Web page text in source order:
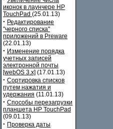
иконок в лаунчере HP
TouchPad (25.01.13)
· Редактирование
"черного списка"
приложений в Preware
(22.01.13)
· Изменение порядка
учетных записей
электронной почты
[webOS 3.x] (17.01.13)
· Сортировка списков
путем нажатия и
удержания (11.01.13)
· Способы перезагрузки
планшета HP TouchPad
(09.01.13)
· Проверка даты